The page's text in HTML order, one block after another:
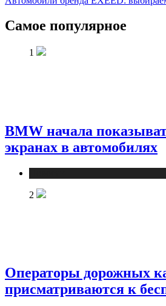
Самое популярное
1
BMW начала
экранах в автомобилях
2
Операторы дорожных
присматриваются к